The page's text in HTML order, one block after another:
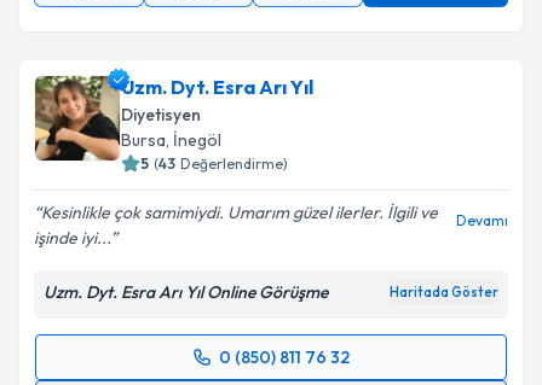
Uzm. Dyt. Esra Arı Yıl
Diyetisyen
Bursa, İnegöl
5 (43 Değerlendirme)
Kesinlikle çok samimiydi. Umarım güzel ilerler. İlgili ve
işinde iyi...
Devamı
Uzm. Dyt. Esra Arı Yıl Online Görüşme Haritada Göster
0 (850) 811 76 32
Randevu Takvimi Talebi